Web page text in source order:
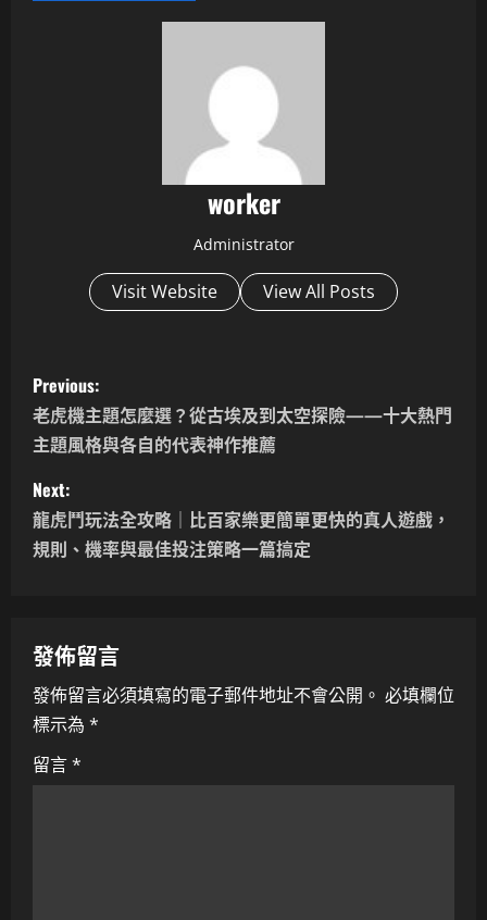
worker
Administrator
Visit Website View All Posts
P
o
s
t
n
v
i
g
a
Previous:
老虎機主題怎麼選？從古埃及到太空探險——十大熱門
主題風格與各自的代表神作推薦
Next:
龍虎鬥玩法全攻略｜比百家樂更簡單更快的真人遊戲，
規則、機率與最佳投注策略一篇搞定
發佈留言
發佈留言必須填寫的電子郵件地址不會公開。 必填欄位
標示為 *
留言*